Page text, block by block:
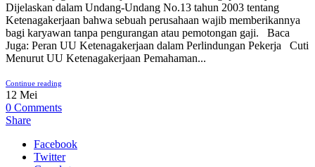
Dijelaskan dalam Undang-Undang No.13 tahun 2003 tentang
Ketenagakerjaan bahwa sebuah perusahaan wajib memberikannya
bagi karyawan tanpa pengurangan atau pemotongan gaji. Baca
Juga: Peran UU Ketenagakerjaan dalam Perlindungan Pekerja Cuti
Menurut UU Ketenagakerjaan Pemahaman...
Continue reading
12 Mei
0 Comments
Share
Facebook
Twitter